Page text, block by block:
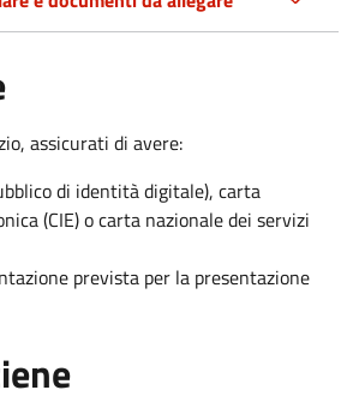
assicurati di avere:
di identità digitale), carta
(CIE) o carta nazionale dei servizi
prevista per la presentazione